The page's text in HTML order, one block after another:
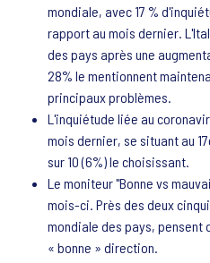
mondiale, avec 17 %
rapport au mois dernier.
des pays après une
28% le mentionnent
principaux problèmes.
L'inquiétude liée au
mois dernier, se situant au
sur 10 (6%) le choisissant.
Le moniteur "Bonne vs
mois-ci. Près des deux
mondiale des pays, pensent
« bonne » direction.